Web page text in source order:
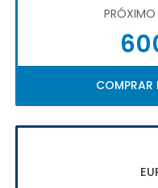
PRÓXIMO
COMPRAR